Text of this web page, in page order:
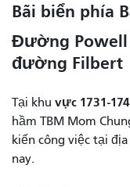
Bãi biển phía
Đường
đường Filbert
Tại khu vực 1731-
hầm TBM Mom
kiến ​​công việc tại
nay.